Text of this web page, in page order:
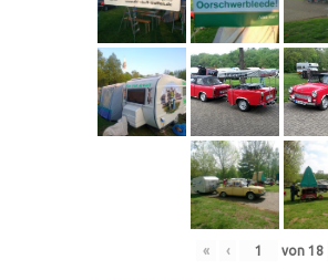
« ‹ von 18